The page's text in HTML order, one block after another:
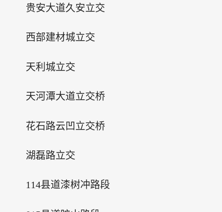
贵安大道久安立交
西部建材城立交
天利城立交
天河潭大道立交桥
花石路云凹立交桥
湖磊路立交
114县道漆树冲路段